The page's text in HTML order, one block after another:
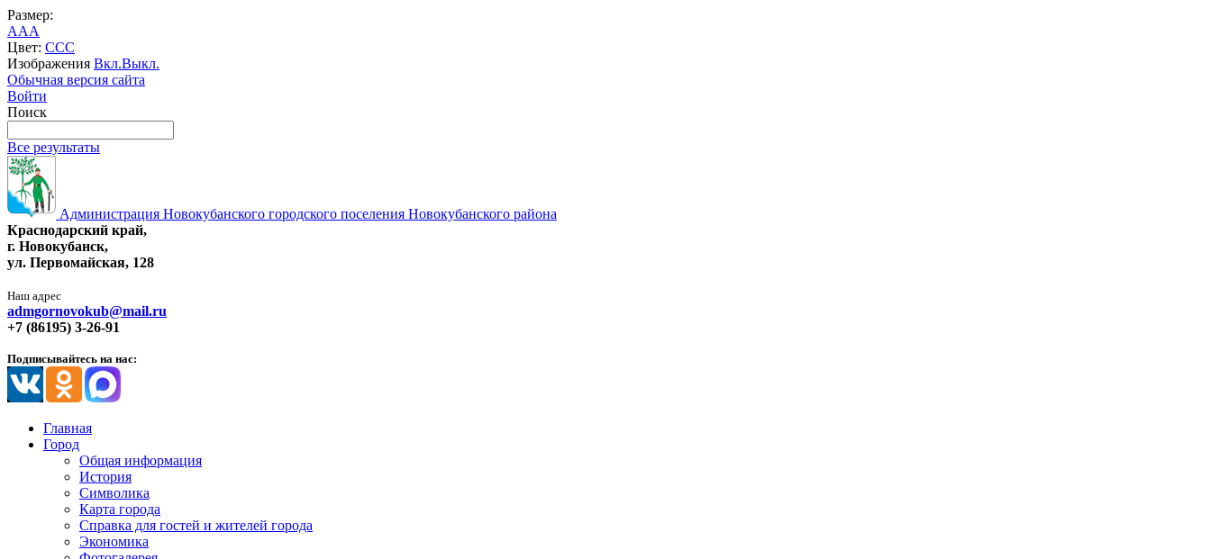
Размер:
AAA
Цвет: CCC
Изображения Вкл.Выкл.
Обычная версия сайта
Войти
Поиск
Все результаты
Администрация Новокубанского городского поселения Новокубанского района
Краснодарский край,
г. Новокубанск,
ул. Первомайская, 128
Наш адрес
admgornovokub@mail.ru
+7 (86195) 3-26-91
Подписывайтесь на нас:
Главная
Город
Общая информация
История
Символика
Карта города
Справка для гостей и жителей города
Экономика